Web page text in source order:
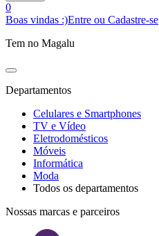
0
Boas vindas :)Entre ou Cadastre-se
Tem no Magalu
Departamentos
Celulares e Smartphones
TV e Vídeo
Eletrodomésticos
Móveis
Informática
Moda
Todos os departamentos
Nossas marcas e parceiros